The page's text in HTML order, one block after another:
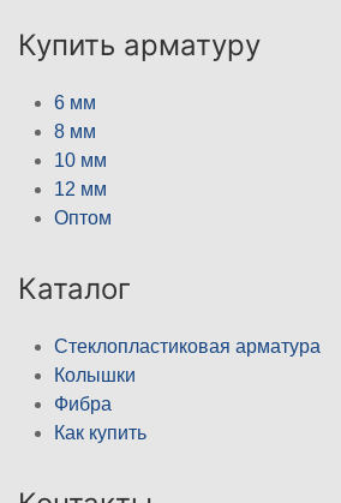
Купить арматуру
6 мм
8 мм
10 мм
12 мм
Оптом
Каталог
Стеклопластиковая арматура
Колышки
Фибра
Как купить